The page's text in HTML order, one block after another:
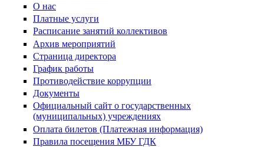
О нас
Платные услуги
Расписание занятий коллективов
Архив мероприятий
Страница директора
График работы
Противодействие коррупции
Документы
Официальный сайт о государственных
(муниципальных) учреждениях
Оплата билетов (Платежная информация)
Правила посещения МБУ ГДК